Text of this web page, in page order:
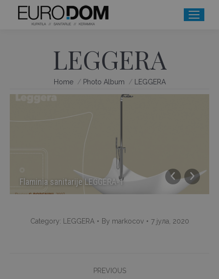
LEGGERA
You are here:
Home Photo Album LEGGERA
Flaminia sanitarije LEGGERA-1
Category: LEGGERA By markocov 7 јула, 2020
PREVIOUS